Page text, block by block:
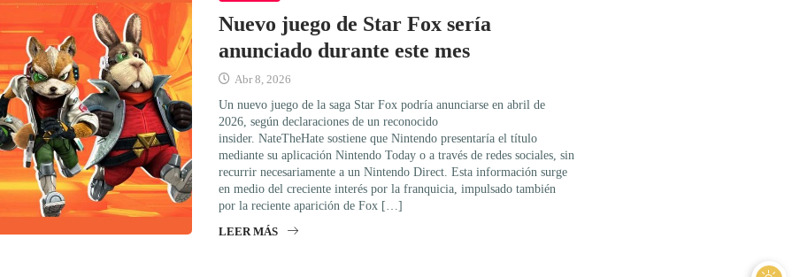
Nuevo juego de Star Fox sería
anunciado durante este mes
Abr 8, 2026
Un nuevo juego de la saga Star Fox podría anunciarse en abril de
2026, según declaraciones de un reconocido
insider. NateTheHate sostiene que Nintendo presentaría el título
mediante su aplicación Nintendo Today o a través de redes sociales, sin
recurrir necesariamente a un Nintendo Direct. Esta información surge
en medio del creciente interés por la franquicia, impulsado también
por la reciente aparición de Fox […]
LEER MÁS